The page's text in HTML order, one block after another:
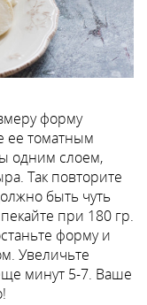
форму
ее томатным
одним слоем,
Так повторите
быть чуть
при 180 гр.
форму и
Увеличьте
минут 5-7. Ваше